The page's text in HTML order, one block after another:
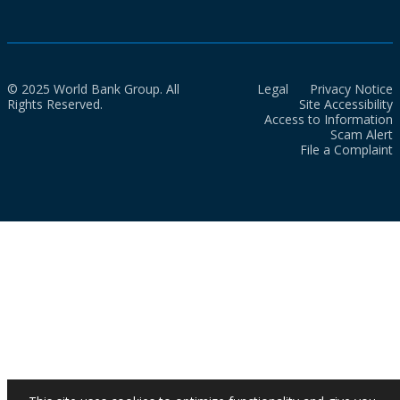
© 2025 World Bank Group. All
Rights Reserved.
Legal
Privacy Notice
Site Accessibility
Access to Information
Scam Alert
File a Complaint